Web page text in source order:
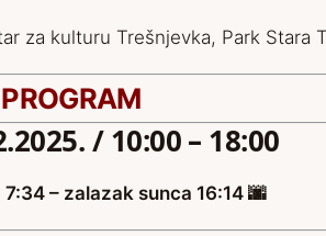
za kulturu Trešnjevka, Park Stara
/ 10:00 – 18:00
– zalazak sunca 16:14 🌆